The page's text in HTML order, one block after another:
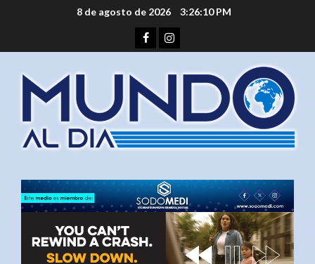
8 de agosto de 2026 3:26:10 PM
FacebookInstagram